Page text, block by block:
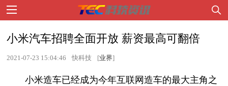
小米汽车招聘全面开放 薪资最高可翻倍
2021-07-23 15:04:46 快科技 [业界]
小米造车已经成为今年互联网造车的最大主角之